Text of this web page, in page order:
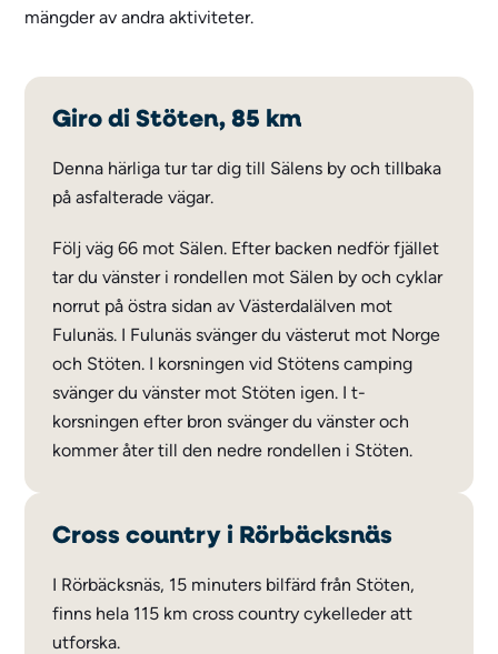
mängder av andra aktiviteter.
Giro di Stöten, 85 km
Denna härliga tur tar dig till Sälens by och tillbaka
på asfalterade vägar.
Följ väg 66 mot Sälen. Efter backen nedför fjället
tar du vänster i rondellen mot Sälen by och cyklar
norrut på östra sidan av Västerdalälven mot
Fulunäs. I Fulunäs svänger du västerut mot Norge
och Stöten. I korsningen vid Stötens camping
svänger du vänster mot Stöten igen. I t-
korsningen efter bron svänger du vänster och
kommer åter till den nedre rondellen i Stöten.
Cross country i Rörbäcksnäs
I Rörbäcksnäs, 15 minuters bilfärd från Stöten,
finns hela 115 km cross country cykelleder att
utforska.